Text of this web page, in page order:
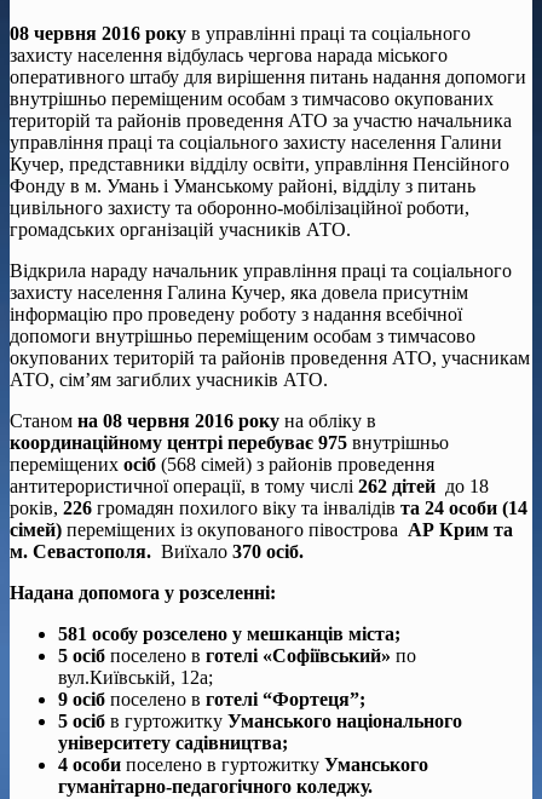
08 червня 2016 року в управлінні праці та соціального
захисту населення відбулась чергова нарада міського
оперативного штабу для вирішення питань надання допомоги
внутрішньо переміщеним особам з тимчасово окупованих
територій та районів проведення АТО за участю начальника
управління праці та соціального захисту населення Галини
Кучер, представники відділу освіти, управління Пенсійного
Фонду в м. Умань і Уманському районі, відділу з питань
цивільного захисту та оборонно-мобілізаційної роботи,
громадських організацій учасників АТО.
Відкрила нараду начальник управління праці та соціального
захисту населення Галина Кучер, яка довела присутнім
інформацію про проведену роботу з надання всебічної
допомоги внутрішньо переміщеним особам з тимчасово
окупованих територій та районів проведення АТО, учасникам
АТО, сім’ям загиблих учасників АТО.
Станом на 08 червня 2016 року на обліку в
координаційному центрі перебуває 975 внутрішньо
переміщених осіб (568 сімей) з районів проведення
антитерористичної операції, в тому числі 262 дітей до 18
років, 226 громадян похилого віку та інвалідів та 24 особи (14
сімей) переміщених із окупованого півострова АР Крим та
м. Севастополя. Виїхало 370 осіб.
Надана допомога у розселенні:
581 особу розселено у мешканців міста;
5 осіб поселено в готелі «Софіївський» по
вул.Київській, 12а;
9 осіб поселено в готелі “Фортеця”;
5 осіб в гуртожитку Уманського національного
університету садівництва;
4 особи поселено в гуртожитку Уманського
гуманітарно-педагогічного коледжу.